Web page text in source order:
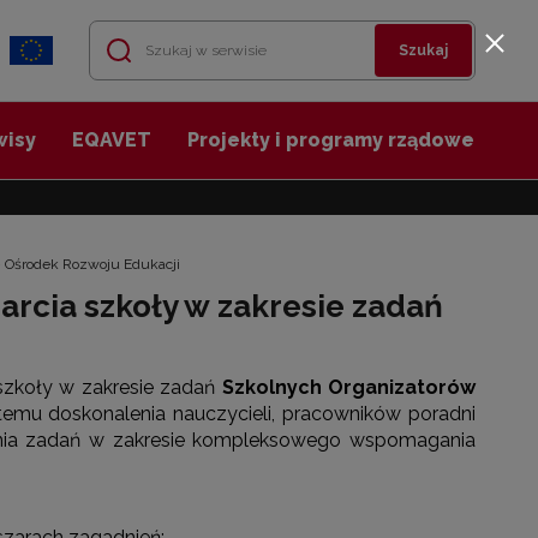
Szukaj
EQAVET Projekty i programy rządowe
Rozwoju Edukacji
szkoły w zakresie zadań
w zakresie zadań Szkolnych Organizatorów
doskonalenia nauczycieli, pracowników poradni
zadań w zakresie kompleksowego wspomagania